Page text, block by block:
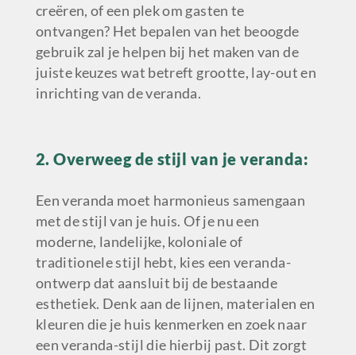
creëren, of een plek om gasten te
ontvangen? Het bepalen van het beoogde
gebruik zal je helpen bij het maken van de
juiste keuzes wat betreft grootte, lay-out en
inrichting van de veranda.
2. Overweeg de stijl van je veranda:
Een veranda moet harmonieus samengaan
met de stijl van je huis. Of je nu een
moderne, landelijke, koloniale of
traditionele stijl hebt, kies een veranda-
ontwerp dat aansluit bij de bestaande
esthetiek. Denk aan de lijnen, materialen en
kleuren die je huis kenmerken en zoek naar
een veranda-stijl die hierbij past. Dit zorgt